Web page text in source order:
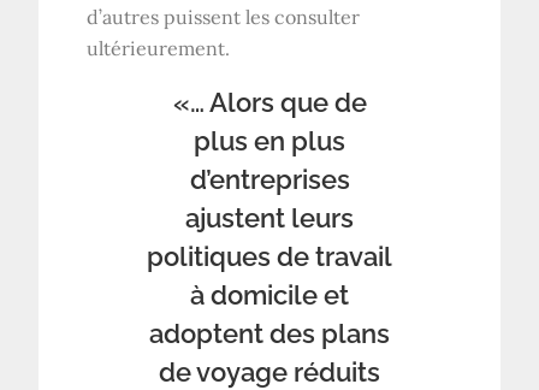
d’autres puissent les consulter
ultérieurement.
«… Alors que de
plus en plus
d’entreprises
ajustent leurs
politiques de travail
à domicile et
adoptent des plans
de voyage réduits